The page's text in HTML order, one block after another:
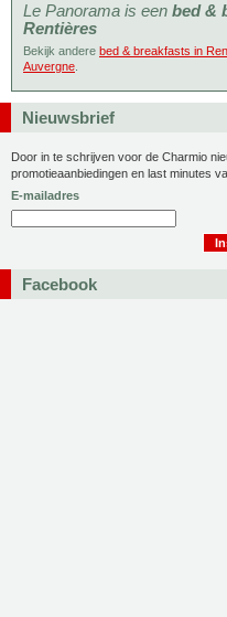
Le Panorama is een bed &
Rentières
Bekijk andere bed & breakfasts in
Auvergne
Nieuwsbrief
Door in te schrijven voor de Charmio
promotieaanbiedingen en last minutes
E-mailadres
Facebook